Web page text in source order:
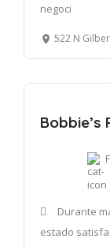
negoci
522 N Gilbert Rd
Durante
estado